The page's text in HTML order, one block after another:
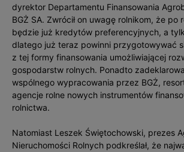
dyrektor Departamentu Finansowania
BGŻ SA. Zwrócił on uwagę rolnikom, że po
będzie już kredytów preferencyjnych, a
dlatego już teraz powinni przygotowywać
z tej formy finansowania umożliwiającej
gospodarstw rolnych. Ponadto
wspólnego wypracowania przez BGŻ,
agencje rolne nowych instrumentów
rolnictwa.
Natomiast Leszek Świętochowski, prezes
Nieruchomości Rolnych podkreślał, że